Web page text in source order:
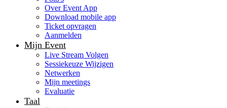
Over Event App
Download mobile app
Ticket opvragen
Aanmelden
Mijn Event
Live Stream Volgen
Sessiekeuze Wijzigen
Netwerken
Mijn meetings
Evaluatie
Taal